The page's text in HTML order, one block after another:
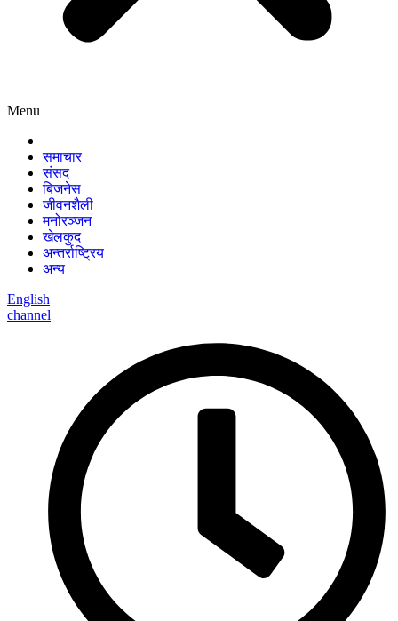
Menu
समाचार
संसद
बिजनेस
जीवनशैली
मनोरञ्जन
खेलकुद
अन्तर्राष्ट्रिय
अन्य
English
channel